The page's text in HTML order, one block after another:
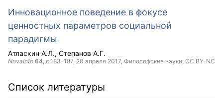
Инновационное поведение в фокусе
ценностных параметров социальной
парадигмы
Атласкин А.Л. Степанов А.Г.
NovaInfo 64, с.183-187, 20 апреля 2017, Философские науки, CC BY-NC
Список литературы